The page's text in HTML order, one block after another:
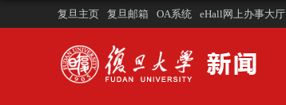
复旦主页 复旦邮箱 OA系统 eHall网上办事大厅